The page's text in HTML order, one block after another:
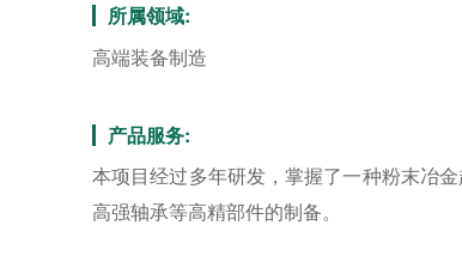
所属领域:
高端装备制造
产品服务:
本项目经过多年研发，掌握了一种粉末冶
高强轴承等高精部件的制备。